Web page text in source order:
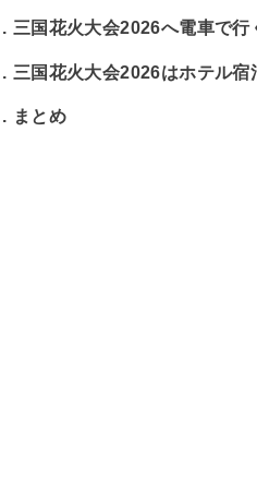
三国花火大会2026へ電車で行
三国花火大会2026はホテル宿
まとめ